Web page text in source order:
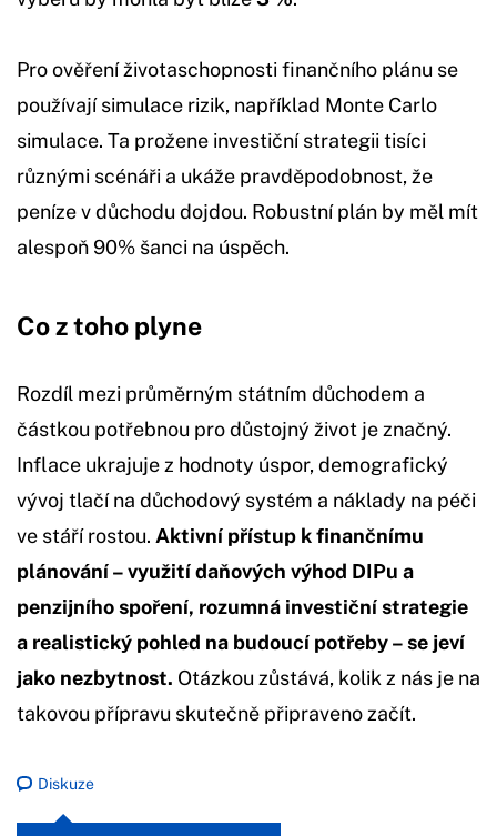
Pro ověření životaschopnosti finančního plánu se
používají simulace rizik, například Monte Carlo
simulace. Ta prožene investiční strategii tisíci
různými scénáři a ukáže pravděpodobnost, že
peníze v důchodu dojdou. Robustní plán by měl mít
alespoň 90% šanci na úspěch.
Co z toho plyne
Rozdíl mezi průměrným státním důchodem a
částkou potřebnou pro důstojný život je značný.
Inflace ukrajuje z hodnoty úspor, demografický
vývoj tlačí na důchodový systém a náklady na péči
ve stáří rostou. Aktivní přístup k finančnímu
plánování – využití daňových výhod DIPu a
penzijního spoření, rozumná investiční strategie
a realistický pohled na budoucí potřeby – se jeví
jako nezbytnost. Otázkou zůstává, kolik z nás je na
takovou přípravu skutečně připraveno začít.
Diskuze